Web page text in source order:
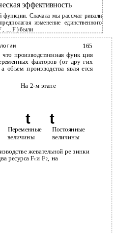
эффективность
функции. Сначала мы рассмат­ ривали
изменение единственного
, ..., F ) были
165
производственная функ­ ция
факторов (от дру­ гих
объем производства явля­ ется
На 2-м этапе
t t
Переменные
Постоянные
величины величины
жевательной ре­ зинки
ресурса Ftи F2, на­